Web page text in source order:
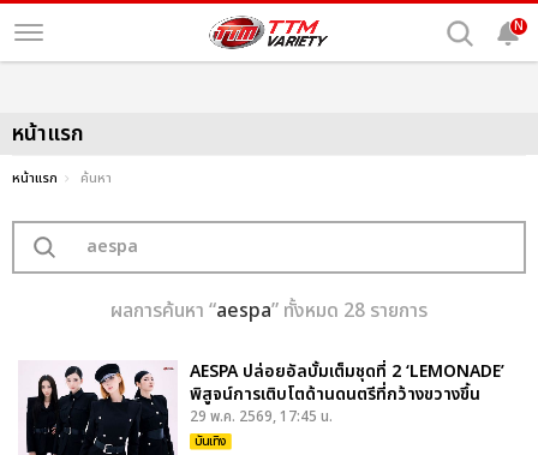
N
หน้าแรก
หน้าแรก ค้นหา
ผลการค้นหา “aespa” ทั้งหมด 28 รายการ
AESPA ปล่อยอัลบั้มเต็มชุดที่ 2 ‘LEMONADE’
พิสูจน์การเติบโตด้านดนตรีที่กว้างขวางขึ้น
29 พ.ค. 2569, 17:45 น.
บันเทิง